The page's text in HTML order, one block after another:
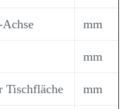
mm
mm
Tischfläche mm